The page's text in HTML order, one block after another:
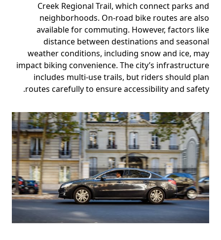
Creek Regional Trail, which connect parks and
neighborhoods. On-road bike routes are also
available for commuting. However, factors like
distance between destinations and seasonal
weather conditions, including snow and ice, may
impact biking convenience. The city’s infrastructure
includes multi-use trails, but riders should plan
routes carefully to ensure accessibility and safety.